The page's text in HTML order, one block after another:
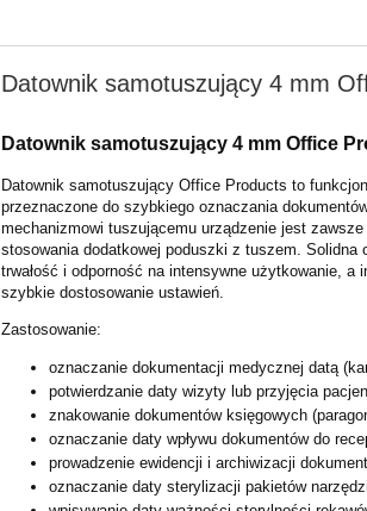
Datownik samotuszujący 4 mm
Datownik samotuszujący 4 mm Office
Datownik samotuszujący Office Products to
przeznaczone do szybkiego oznaczania
mechanizmowi tuszującemu urządzenie jest
stosowania dodatkowej poduszki z tuszem. Solidna
trwałość i odporność na intensywne użytkowanie,
szybkie dostosowanie ustawień.
Zastosowanie:
oznaczanie dokumentacji medycznej datą
potwierdzanie daty wizyty lub przyjęcia
znakowanie dokumentów księgowych
oznaczanie daty wpływu dokumentów do
prowadzenie ewidencji i archiwizacji
oznaczanie daty sterylizacji pakietów